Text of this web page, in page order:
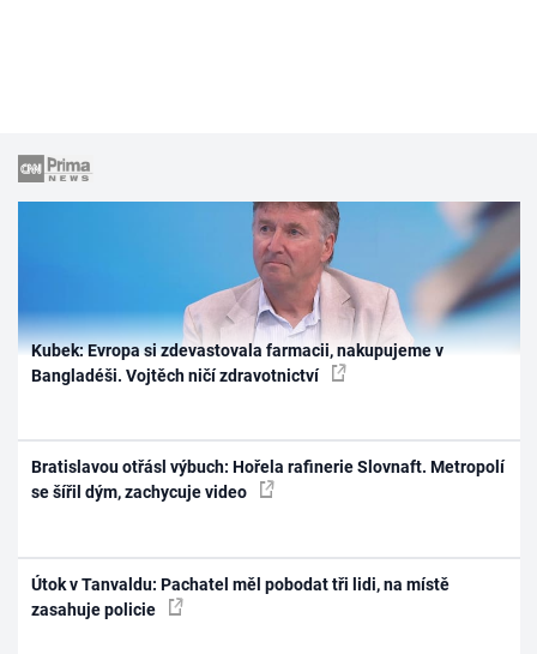
Kubek: Evropa si zdevastovala farmacii, nakupujeme v
Bangladéši. Vojtěch ničí zdravotnictví
Bratislavou otřásl výbuch: Hořela rafinerie Slovnaft. Metropolí
se šířil dým, zachycuje video
Útok v Tanvaldu: Pachatel měl pobodat tři lidi, na místě
zasahuje policie